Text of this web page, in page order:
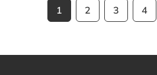
1 2 3 4